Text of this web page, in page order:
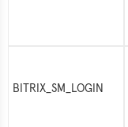
BITRIX_SM_LOGIN